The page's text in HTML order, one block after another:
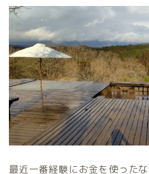
最近一番経験にお金を使った